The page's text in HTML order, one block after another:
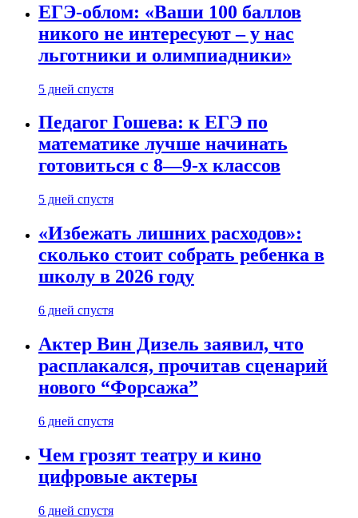
ЕГЭ-облом: «Ваши 100 баллов
никого не интересуют – у нас
льготники и олимпиадники»
5 дней спустя
Педагог Гошева: к ЕГЭ по
математике лучше начинать
готовиться с 8—9-х классов
5 дней спустя
«Избежать лишних расходов»:
сколько стоит собрать ребенка в
школу в 2026 году
6 дней спустя
Актер Вин Дизель заявил, что
расплакался, прочитав сценарий
нового “Форсажа”
6 дней спустя
Чем грозят театру и кино
цифровые актеры
6 дней спустя